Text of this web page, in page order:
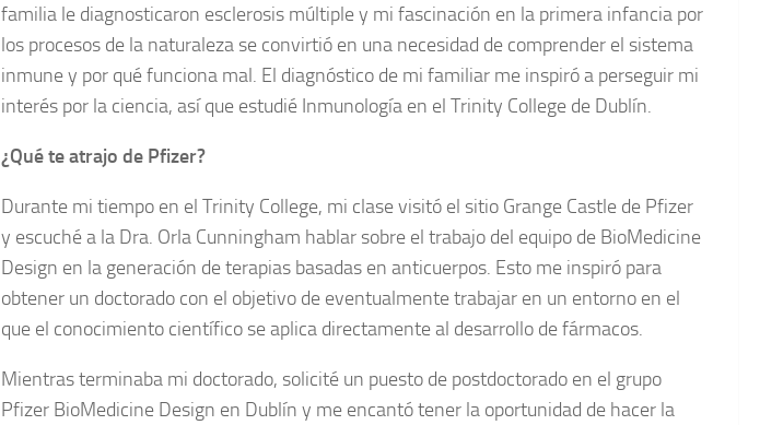
familia le diagnosticaron esclerosis múltiple y mi fascinación en la primera infancia por
los procesos de la naturaleza se convirtió en una necesidad de comprender el sistema
inmune y por qué funciona mal. El diagnóstico de mi familiar me inspiró a perseguir mi
interés por la ciencia, así que estudié Inmunología en el Trinity College de Dublín.
¿Qué te atrajo de Pfizer?
Durante mi tiempo en el Trinity College, mi clase visitó el sitio Grange Castle de Pfizer
y escuché a la Dra. Orla Cunningham hablar sobre el trabajo del equipo de BioMedicine
Design en la generación de terapias basadas en anticuerpos. Esto me inspiró para
obtener un doctorado con el objetivo de eventualmente trabajar en un entorno en el
que el conocimiento científico se aplica directamente al desarrollo de fármacos.
Mientras terminaba mi doctorado, solicité un puesto de postdoctorado en el grupo
Pfizer BioMedicine Design en Dublín y me encantó tener la oportunidad de hacer la